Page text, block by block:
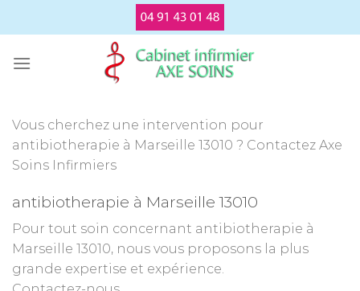
Vous cherchez une intervention pour
antibiotherapie à Marseille 13010 ? Contactez Axe
Soins Infirmiers
antibiotherapie à Marseille 13010
Pour tout soin concernant antibiotherapie à
Marseille 13010, nous vous proposons la plus
grande expertise et expérience.